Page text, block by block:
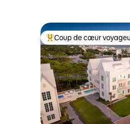
Coups de cœur
Coup de cœur